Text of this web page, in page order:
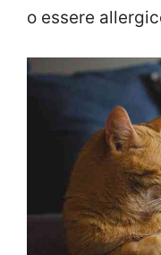
o essere